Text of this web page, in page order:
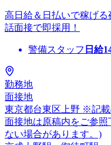
高日給＆日払いで稼げ
話面接で即採用！
警備スタッフ 日給
勤務地
面接地
東京都台東区上野 ※記載
面接地は原稿内をご参
ない場合があります。)